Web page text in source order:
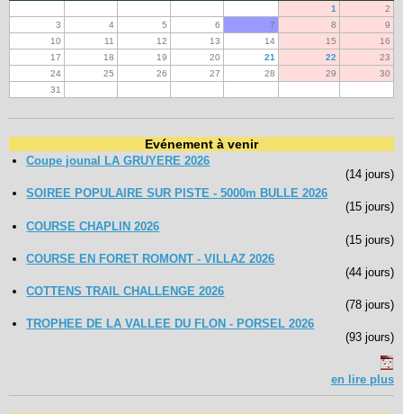
1
2
3
4 5 6 7 8
9
10
11 12 13 14 15
16
17
18 19 20 21 22
23
24
25 26 27 28 29
30
31
Evénement à venir
Coupe jounal LA GRUYERE 2026
(14 jours)
SOIREE POPULAIRE SUR PISTE - 5000m BULLE 2026
(15 jours)
COURSE CHAPLIN 2026
(15 jours)
COURSE EN FORET ROMONT - VILLAZ 2026
(44 jours)
COTTENS TRAIL CHALLENGE 2026
(78 jours)
TROPHEE DE LA VALLEE DU FLON - PORSEL 2026
(93 jours)
en lire plus